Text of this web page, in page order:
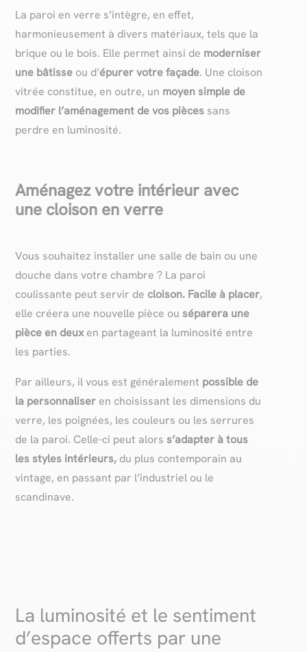
La paroi en verre s’intègre, en effet,
harmonieusement à divers matériaux, tels que la
brique ou le bois. Elle permet ainsi de moderniser
une bâtisse ou d’épurer votre façade. Une cloison
vitrée constitue, en outre, un moyen simple de
modifier l’aménagement de vos piècessans
perdre en luminosité.
Aménagez votre intérieur avec
une cloison en verre
Vous souhaitez installer une salle de bain ou une
douche dans votre chambre ? La paroi
coulissante peut servir de cloison. Facile à placer,
elle créera une nouvelle pièce ouséparera une
pièce en deuxen partageant la luminosité entre
les parties.
Par ailleurs, il vous est généralement possible de
la personnaliser en choisissant les dimensions du
verre, les poignées, les couleurs ou les serrures
de la paroi. Celle-ci peut alorss’adapter à tous
les styles intérieurs, du plus contemporain au
vintage, en passant par l’industriel ou le
scandinave.
La luminosité et le sentiment
d’espace offerts par une